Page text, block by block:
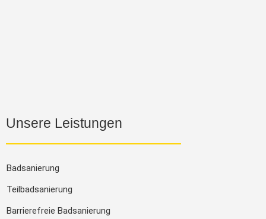
Unsere Leistungen
Badsanierung
Teilbadsanierung
Barrierefreie Badsanierung